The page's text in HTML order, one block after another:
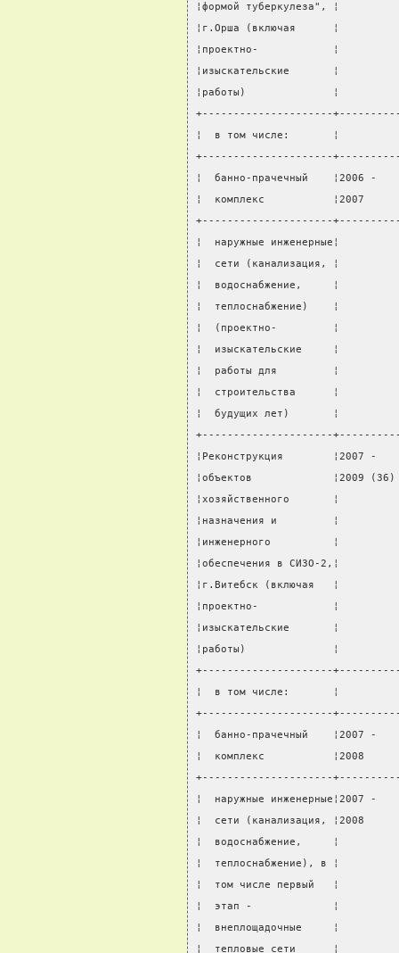
¦формой
¦г.Орша (включая
¦проектно-            ¦
¦изыскательские
¦работы)              ¦
+---------------------
¦  в том числе:       ¦
+---------------------
¦  банно-прачечный
¦  комплекс
+---------------------
¦  наружные
¦  сети (канализация,
¦  водоснабжение,
¦  теплоснабжение)
¦  (проектно-         ¦
¦  изыскательские
¦  работы для         ¦
¦  строительства
¦  будущих лет)       ¦
+---------------------
¦Реконструкция
¦объектов
¦хозяйственного
¦назначения и         ¦
¦инженерного          ¦
¦обеспечения в СИЗО-
¦г.Витебск (включая
¦проектно-            ¦
¦изыскательские
¦работы)              ¦
+---------------------
¦  в том числе:       ¦
+---------------------
¦  банно-прачечный
¦  комплекс
+---------------------
¦  наружные
¦  сети (канализация,
¦  водоснабжение,
¦  теплоснабжение), в
¦  том числе первый
¦  этап -             ¦
¦  внеплощадочные
¦  тепловые сети